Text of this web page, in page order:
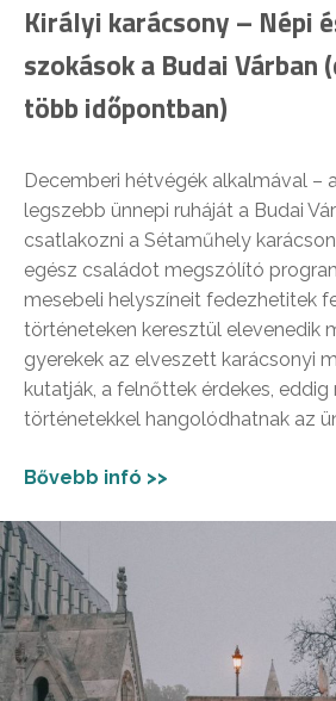
Királyi karácsony – Népi
szokások a Budai Várban
több időpontban)
Decemberi hétvégék alkalmával –
legszebb ünnepi ruháját a Budai
csatlakozni a Sétaműhely
egész családot megszólító
mesebeli helyszíneit fedezhetitek
történeteken keresztül elevenedik
gyerekek az elveszett karácsonyi
kutatják, a felnőttek érdekes,
történetekkel hangolódhatnak az
Bővebb infó >>